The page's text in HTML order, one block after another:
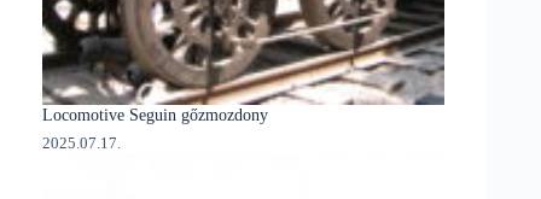
Locomotive Seguin gőzmozdony
2025.07.17.